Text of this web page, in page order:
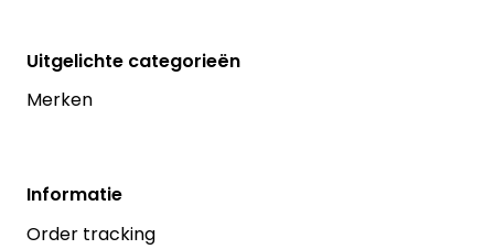
Uitgelichte categorieën
Merken
Informatie
Order tracking